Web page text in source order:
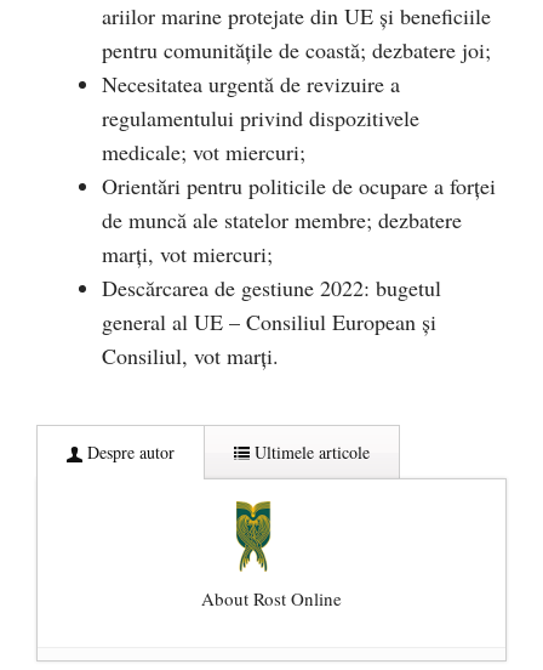
ariilor marine protejate din UE și beneficiile
pentru comunitățile de coastă; dezbatere joi;
Necesitatea urgentă de revizuire a
regulamentului privind dispozitivele
medicale; vot miercuri;
Orientări pentru politicile de ocupare a forței
de muncă ale statelor membre; dezbatere
marți, vot miercuri;
Descărcarea de gestiune 2022: bugetul
general al UE – Consiliul European și
Consiliul, vot marți.
Despre autor Ultimele articole
About Rost Online